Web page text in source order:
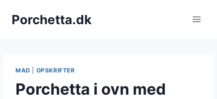
Porchetta.dk
MAD OPSKRIFTER
Porchetta i ovn med